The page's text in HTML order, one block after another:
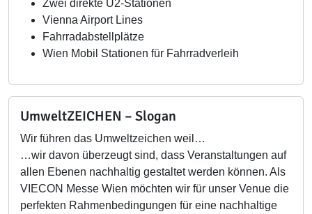
Zwei direkte U2-Stationen
Vienna Airport Lines
Fahrradabstellplätze
Wien Mobil Stationen für Fahrradverleih
UmweltZEICHEN – Slogan
Wir führen das Umweltzeichen weil…
…wir davon überzeugt sind, dass Veranstaltungen auf
allen Ebenen nachhaltig gestaltet werden können. Als
VIECON Messe Wien möchten wir für unser Venue die
perfekten Rahmenbedingungen für eine nachhaltige